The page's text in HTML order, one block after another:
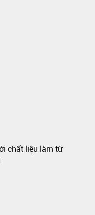
chất liệu làm từ